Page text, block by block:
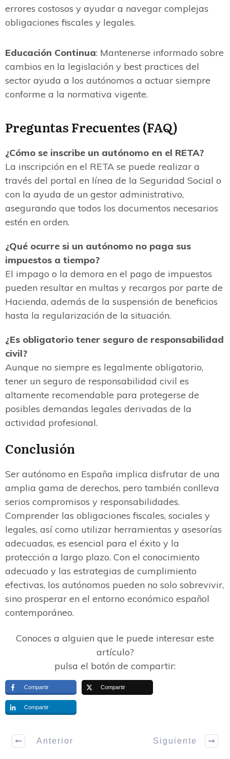
errores costosos y ayudar a navegar complejas
obligaciones fiscales y legales.
Educación Continua: Mantenerse informado sobre
cambios en la legislación y best practices del
sector ayuda a los autónomos a actuar siempre
conforme a la normativa vigente.
Preguntas Frecuentes (FAQ)
¿Cómo se inscribe un autónomo en el RETA?
La inscripción en el RETA se puede realizar a
través del portal en línea de la Seguridad Social o
con la ayuda de un gestor administrativo,
asegurando que todos los documentos necesarios
estén en orden.
¿Qué ocurre si un autónomo no paga sus
impuestos a tiempo?
El impago o la demora en el pago de impuestos
pueden resultar en multas y recargos por parte de
Hacienda, además de la suspensión de beneficios
hasta la regularización de la situación.
¿Es obligatorio tener seguro de responsabilidad
civil?
Aunque no siempre es legalmente obligatorio,
tener un seguro de responsabilidad civil es
altamente recomendable para protegerse de
posibles demandas legales derivadas de la
actividad profesional.
Conclusión
Ser autónomo en España implica disfrutar de una
amplia gama de derechos, pero también conlleva
serios compromisos y responsabilidades.
Comprender las obligaciones fiscales, sociales y
legales, así como utilizar herramientas y asesorías
adecuadas, es esencial para el éxito y la
protección a largo plazo. Con el conocimiento
adecuado y las estrategias de cumplimiento
efectivas, los autónomos pueden no solo sobrevivir,
sino prosperar en el entorno económico español
contemporáneo.
Conoces a alguien que le puede interesar este
artículo?
pulsa el botón de compartir:
Compartir Compartir
Compartir
Anterior Siguiente